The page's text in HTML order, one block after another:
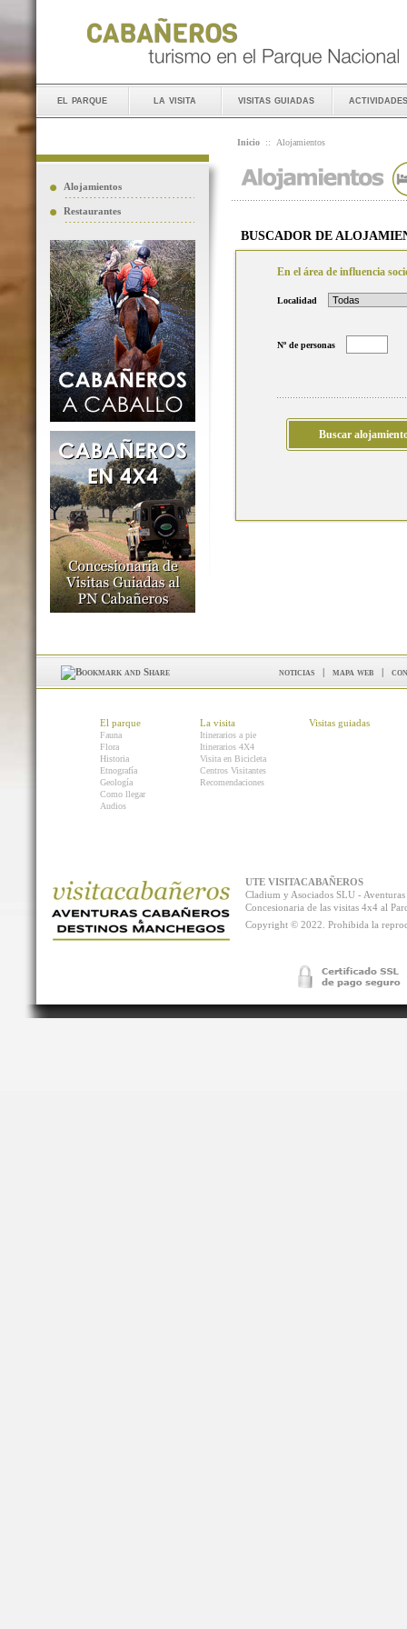
el parque la visita visitas guiadas actividades
Alojamientos
Restaurantes
Inicio :: Alojamientos
BUSCADOR DE
En el área de influencia
Localidad
Nº de personas
noticias | mapa web |
El parque
Fauna
Flora
Historia
Etnografía
Geología
Como llegar
Audios
La visita
Itinerarios a pie
Itinerarios 4X4
Visita en Bicicleta
Centros Visitantes
Recomendaciones
Visitas guiadas
UTE VISITACABAÑEROS
Cladium y Asociados SLU -
Concesionaria de las visitas 4x4 al
Copyright © 2022. Prohibida la